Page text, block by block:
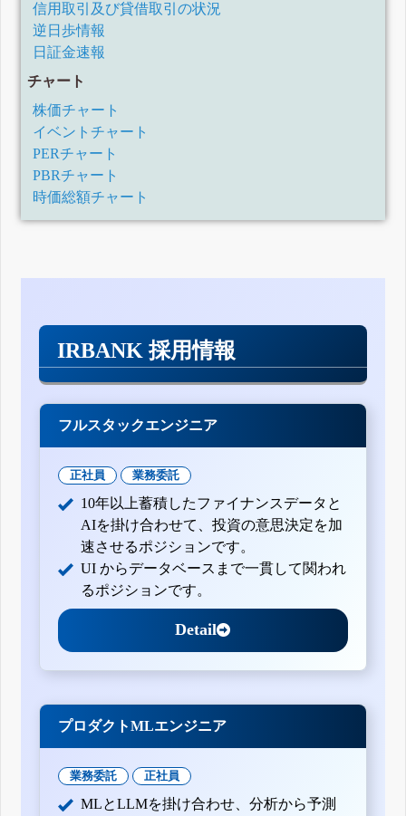
信用取引及び貸借取引の状況
逆日歩情報
日証金速報
チャート
株価チャート
イベントチャート
PERチャート
PBRチャート
時価総額チャート
IRBANK 採用情報
フルスタックエンジニア
正社員 業務委託
10年以上蓄積したファイナンスデータと
AIを掛け合わせて、投資の意思決定を加
速させるポジションです。
UI からデータベースまで一貫して関われ
るポジションです。
Detail
プロダクトMLエンジニア
業務委託 正社員
MLとLLMを掛け合わせ、分析から予測